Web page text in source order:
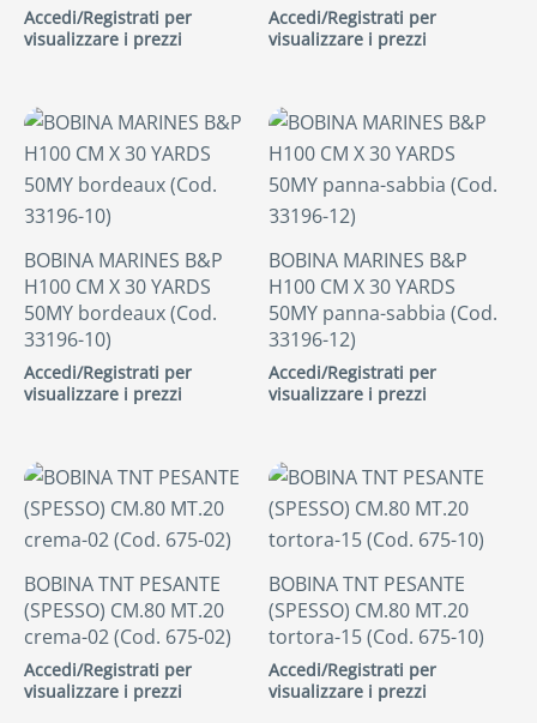
Accedi/Registrati per
visualizzare i prezzi
Accedi/Registrati per
visualizzare i prezzi
BOBINA MARINES B&P
H100 CM X 30 YARDS
50MY bordeaux (Cod.
33196-10)
Accedi/Registrati per
visualizzare i prezzi
BOBINA MARINES B&P
H100 CM X 30 YARDS
50MY panna-sabbia (Cod.
33196-12)
Accedi/Registrati per
visualizzare i prezzi
BOBINA TNT PESANTE
(SPESSO) CM.80 MT.20
crema-02 (Cod. 675-02)
Accedi/Registrati per
visualizzare i prezzi
BOBINA TNT PESANTE
(SPESSO) CM.80 MT.20
tortora-15 (Cod. 675-10)
Accedi/Registrati per
visualizzare i prezzi